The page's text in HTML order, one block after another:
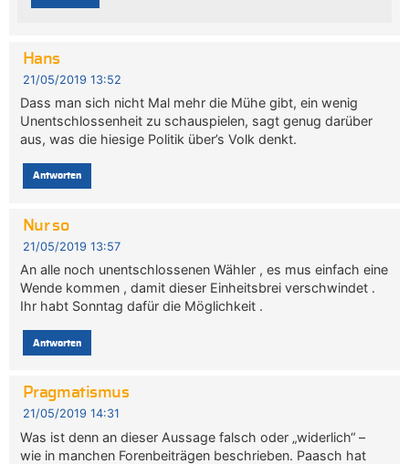
Hans
21/05/2019 13:52
Dass man sich nicht Mal mehr die Mühe gibt, ein wenig
Unentschlossenheit zu schauspielen, sagt genug darüber
aus, was die hiesige Politik über’s Volk denkt.
Antworten
Nur so
21/05/2019 13:57
An alle noch unentschlossenen Wähler , es mus einfach eine
Wende kommen , damit dieser Einheitsbrei verschwindet .
Ihr habt Sonntag dafür die Möglichkeit .
Antworten
Pragmatismus
21/05/2019 14:31
Was ist denn an dieser Aussage falsch oder „widerlich“ –
wie in manchen Forenbeiträgen beschrieben. Paasch hat